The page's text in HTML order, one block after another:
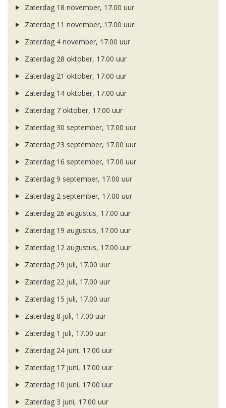
Zaterdag 18 november, 17.00 uur
Zaterdag 11 november, 17.00 uur
Zaterdag 4 november, 17.00 uur
Zaterdag 28 oktober, 17.00 uur
Zaterdag 21 oktober, 17.00 uur
Zaterdag 14 oktober, 17.00 uur
Zaterdag 7 oktober, 17.00 uur
Zaterdag 30 september, 17.00 uur
Zaterdag 23 september, 17.00 uur
Zaterdag 16 september, 17.00 uur
Zaterdag 9 september, 17.00 uur
Zaterdag 2 september, 17.00 uur
Zaterdag 26 augustus, 17.00 uur
Zaterdag 19 augustus, 17.00 uur
Zaterdag 12 augustus, 17.00 uur
Zaterdag 29 juli, 17.00 uur
Zaterdag 22 juli, 17.00 uur
Zaterdag 15 juli, 17.00 uur
Zaterdag 8 juli, 17.00 uur
Zaterdag 1 juli, 17.00 uur
Zaterdag 24 juni, 17.00 uur
Zaterdag 17 juni, 17.00 uur
Zaterdag 10 juni, 17.00 uur
Zaterdag 3 juni, 17.00 uur